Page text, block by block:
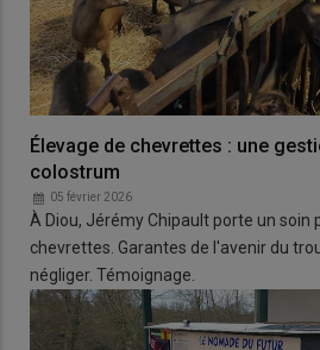
Élevage de chevrettes : une
colostrum
05 février 2026
À Diou, Jérémy Chipault porte un soin
chevrettes. Garantes de l'avenir du
négliger. Témoignage.